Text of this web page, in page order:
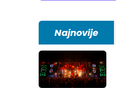
Najnovije